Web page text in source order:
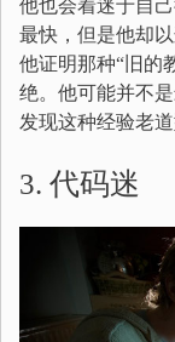
他也会着迷于自
最快，但是他却
他证明那种“旧的
绝。他可能并不
发现这种经验老
3. 代码迷